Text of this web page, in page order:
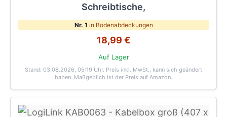
Schreibtische,
Nr. 1 in Bodenabdeckungen
18,99 €
Auf Lager
Stand: 03.08.2026, 05:19 Uhr. Preis inkl. MwSt., kann sich geändert
haben. Maßgeblich ist der Preis auf Amazon.